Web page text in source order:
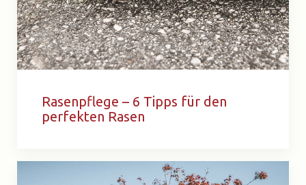
Rasenpflege – 6 Tipps für den
perfekten Rasen